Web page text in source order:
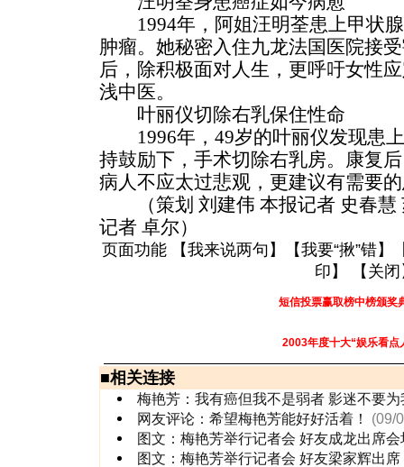
1994年，阿姐汪明荃患上甲状腺
肿瘤。她秘密入住九龙法国医院接
后，除积极面对人生，更呼吁女性
浅中医。
叶丽仪切除右乳保住性命
1996年，49岁的叶丽仪发现患上
持鼓励下，手术切除右乳房。康复
病人不应太过悲观，更建议有需要
（策划 刘建伟 本报记者 史春慧
记者 卓尔）
页面功能 【我来说两句 】【我要“揪”错】
印 】 【 关闭
短信投票赢取榜中榜颁奖
2003年度十大“娱乐看点
■相关连接
梅艳芳：我有癌但我不是弱者 影迷不要
网友评论：希望梅艳芳能好好活着！
(09/
图文：梅艳芳举行记者会 好友成龙出席会
图文：梅艳芳举行记者会 好友梁家辉出席